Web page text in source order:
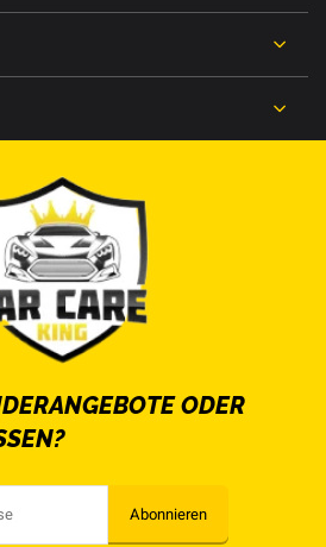
ODER
Abonnieren